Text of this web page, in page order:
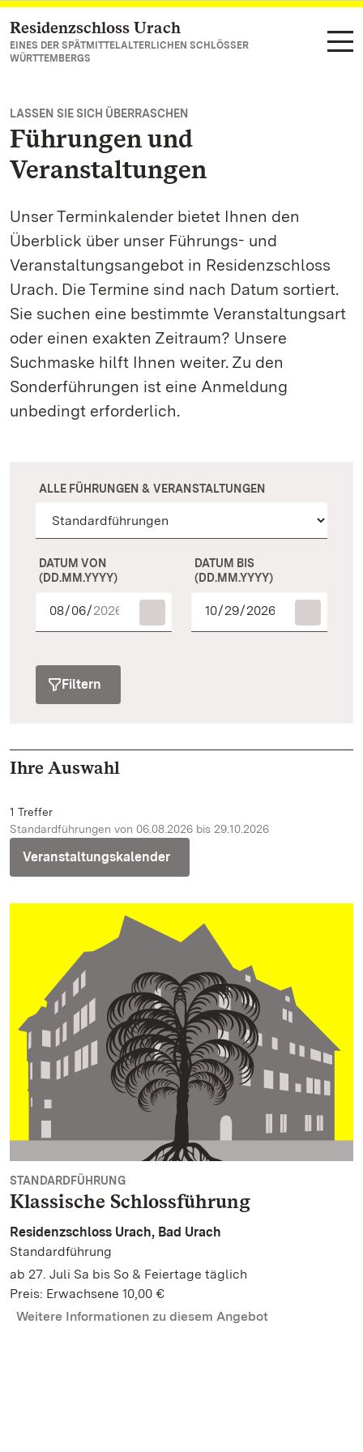
Zum Hauptinhalt springen
Residenzschloss Urach
EINES DER SPÄTMITTELALTERLICHEN SCHLÖSSER
WÜRTTEMBERGS
LASSEN SIE SICH ÜBERRASCHEN
Führungen und
Veranstaltungen
Unser Terminkalender bietet Ihnen den
Überblick über unser Führungs- und
Veranstaltungsangebot in Residenzschloss
Urach. Die Termine sind nach Datum sortiert.
Sie suchen eine bestimmte Veranstaltungsart
oder einen exakten Zeitraum? Unsere
Suchmaske hilft Ihnen weiter. Zu den
Sonderführungen ist eine Anmeldung
unbedingt erforderlich.
ALLE FÜHRUNGEN & VERANSTALTUNGEN
DATUM VON
(DD.MM.YYYY)
DATUM BIS
(DD.MM.YYYY)
Filtern
Ihre Auswahl
1 Treffer
Standardführungen von 06.08.2026 bis 29.10.2026
Veranstaltungskalender
STANDARDFÜHRUNG
Klassische Schlossführung
Residenzschloss Urach, Bad Urach
Standardführung
ab 27. Juli Sa bis So & Feiertage täglich
Preis: Erwachsene 10,00 €
Weitere Informationen zu diesem Angebot